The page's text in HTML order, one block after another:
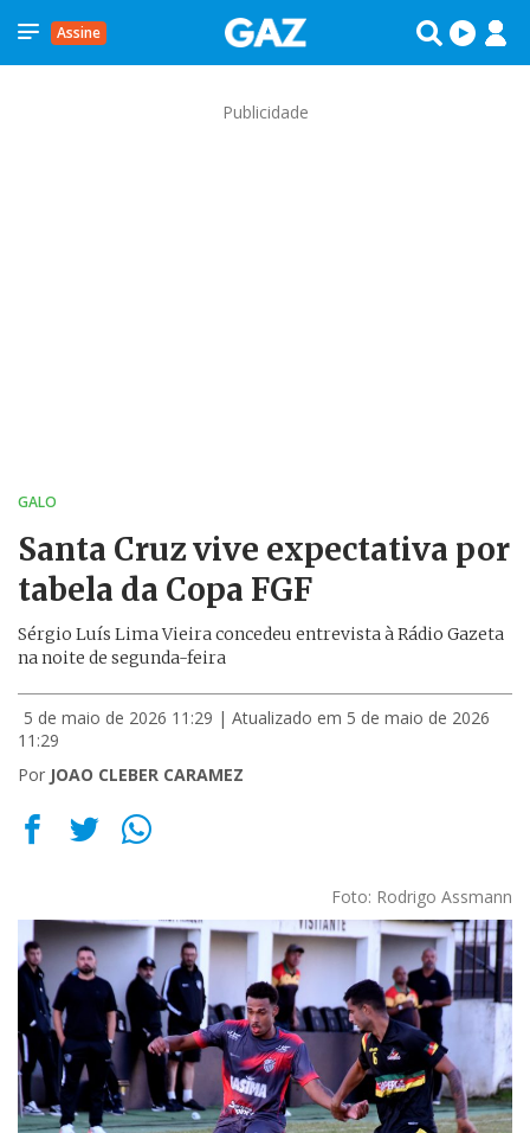
Assine
Publicidade
GALO
Santa Cruz vive expectativa por
tabela da Copa FGF
Sérgio Luís Lima Vieira concedeu entrevista à Rádio Gazeta
na noite de segunda-feira
5 de maio de 2026 11:29 | Atualizado em 5 de maio de 2026
11:29
Por JOAO CLEBER CARAMEZ
Foto: Rodrigo Assmann